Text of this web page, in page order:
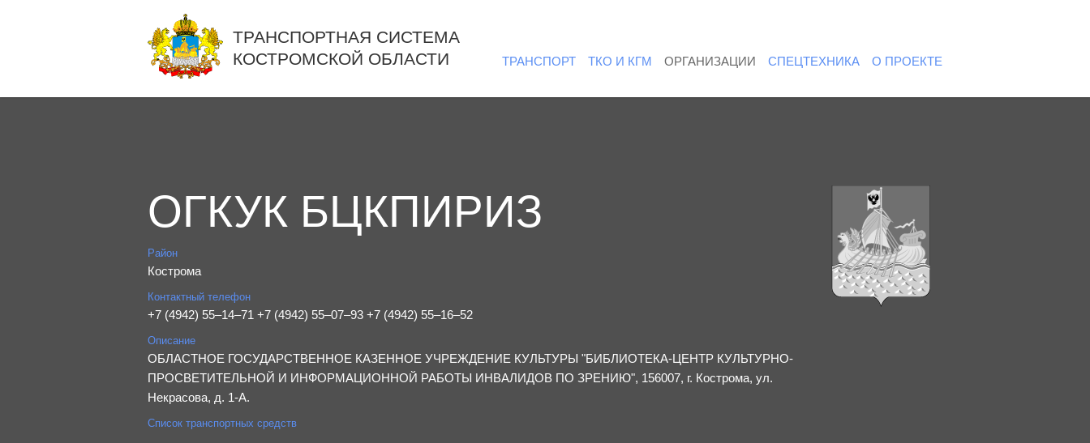
ТРАНСПОРТНАЯ СИСТЕМА
КОСТРОМСКОЙ ОБЛАСТИ
ТРАНСПОРТ ТКО И КГМ ОРГАНИЗАЦИИ СПЕЦТЕХНИКА О ПРОЕКТЕ
ОГКУК БЦКПИРИЗ
Район
Кострома
Контактный телефон
+7 (4942) 55‒14‒71 +7 (4942) 55‒07‒93 +7 (4942) 55‒16‒52
Описание
ОБЛАСТНОЕ ГОСУДАРСТВЕННОЕ КАЗЕННОЕ УЧРЕЖДЕНИЕ КУЛЬТУРЫ "БИБЛИОТЕКА-ЦЕНТР КУЛЬТУРНО-
ПРОСВЕТИТЕЛЬНОЙ И ИНФОРМАЦИОННОЙ РАБОТЫ ИНВАЛИДОВ ПО ЗРЕНИЮ", 156007, г. Кострома, ул.
Некрасова, д. 1-А.
Список транспортных средств